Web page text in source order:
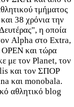
τμήματος
38 χρόνια την
η οποία
Alpha στο Extra,
και τώρα
με τον Planet, τον
και τον ΣΠΟΡ
και monobala.
αθλητικό blog